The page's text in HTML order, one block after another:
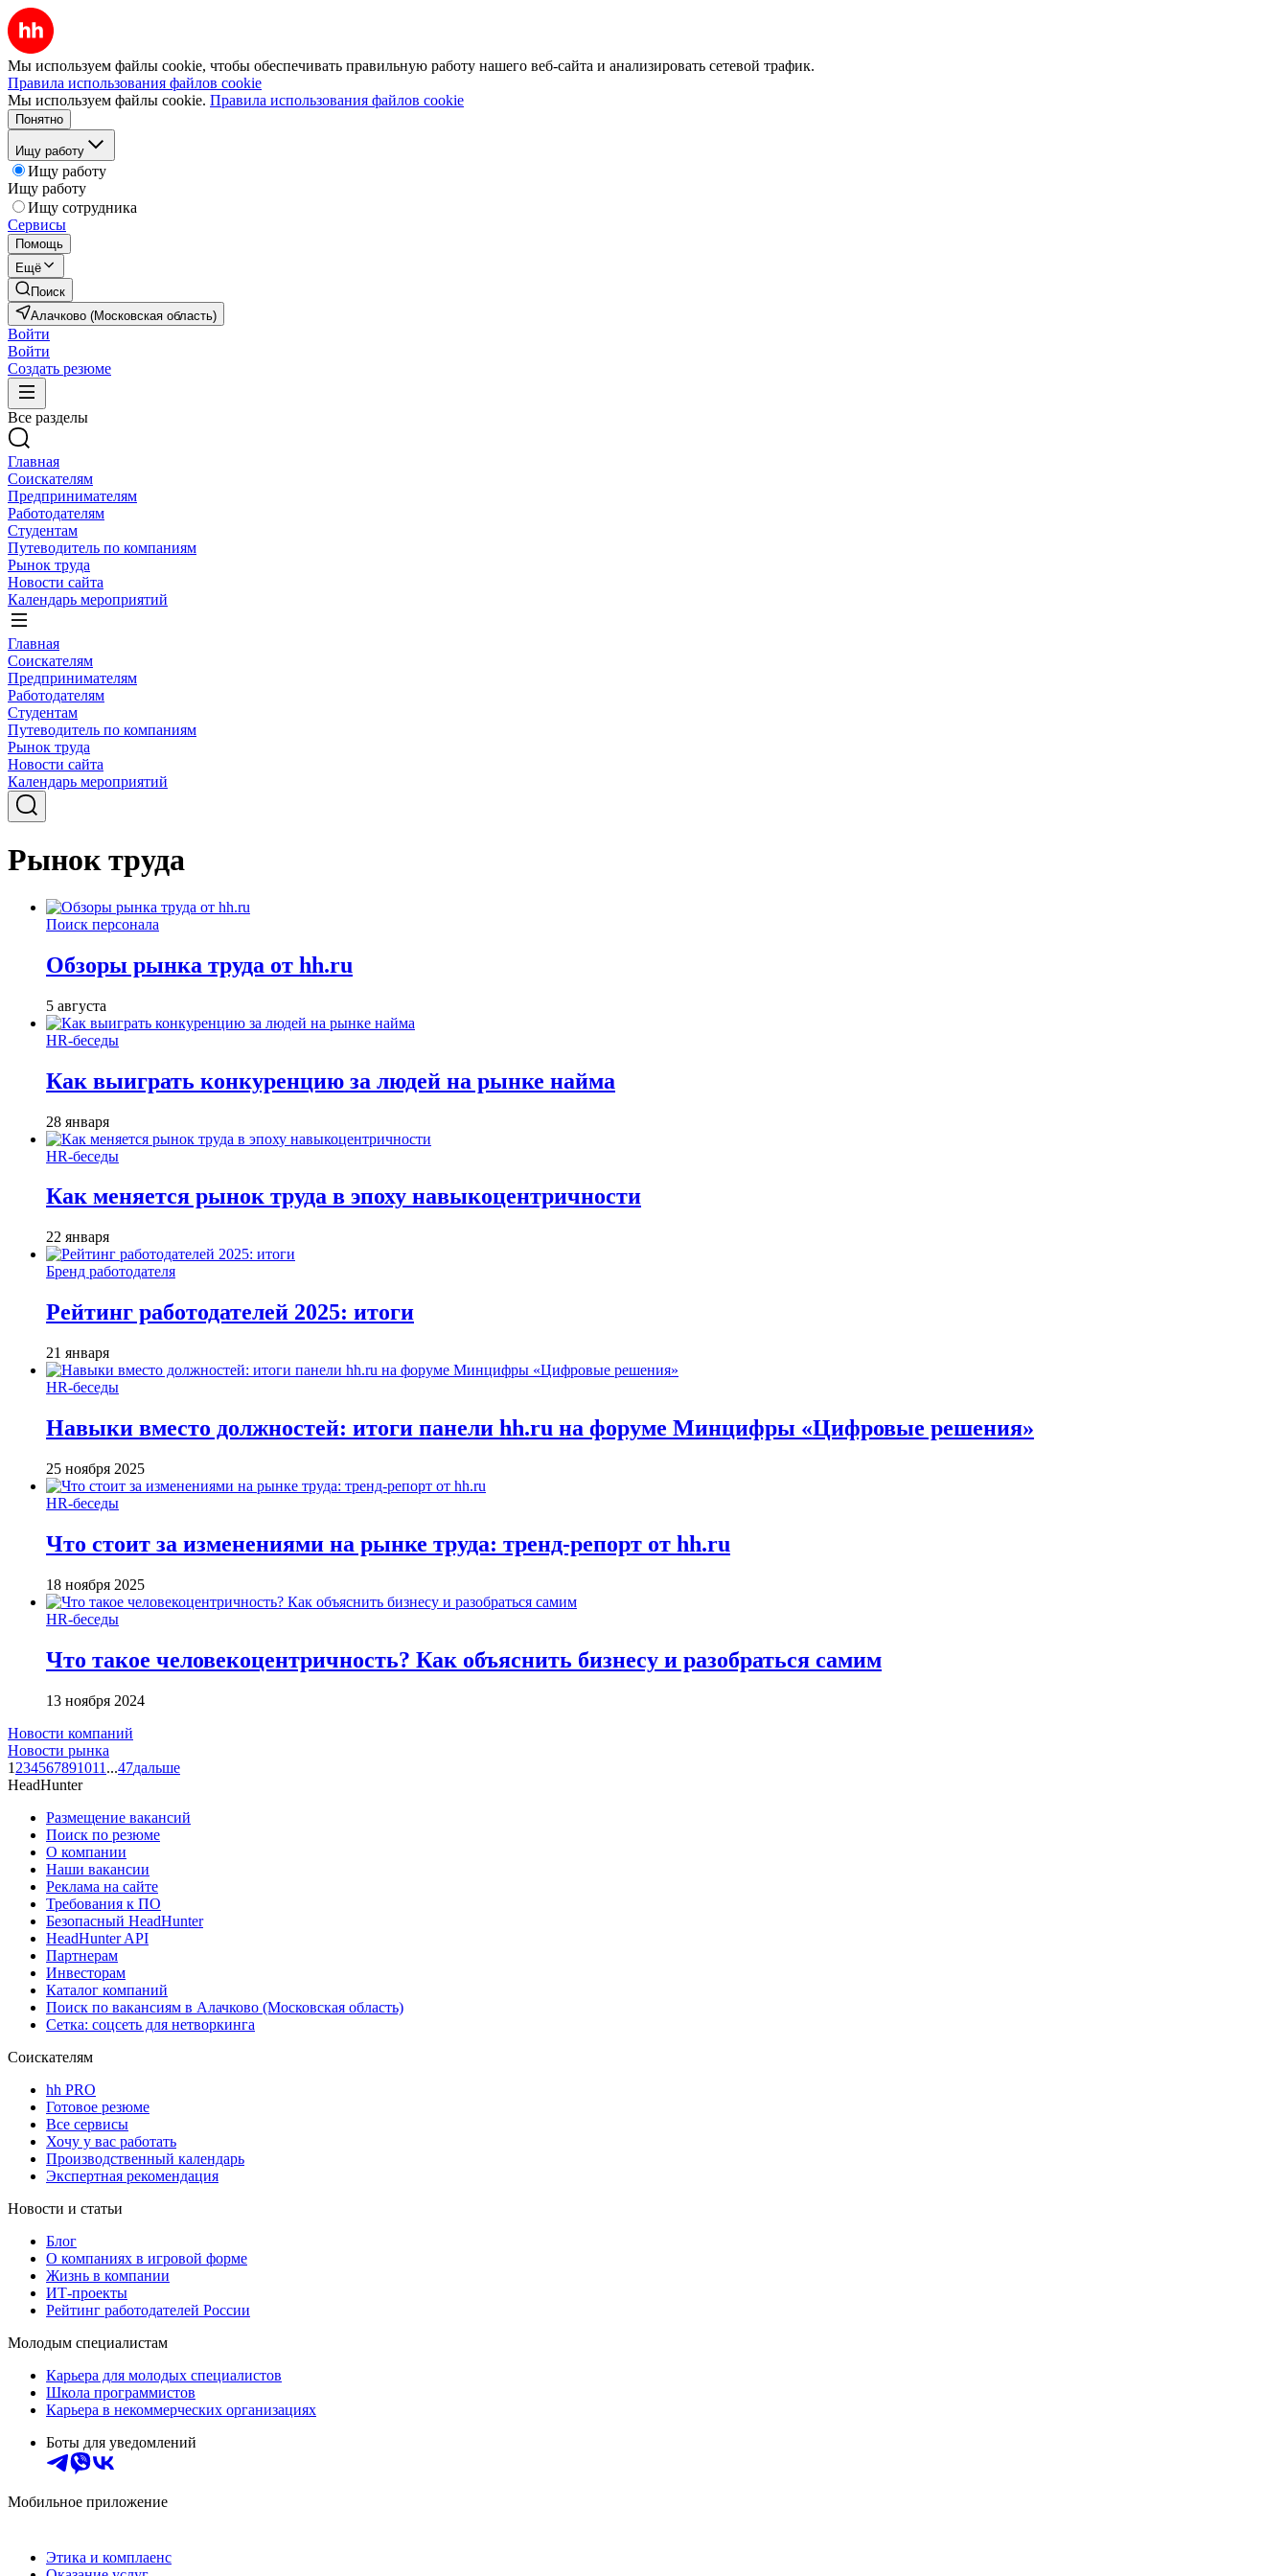
Мы используем файлы cookie, чтобы обеспечивать правильную работу нашего веб-сайта и анализировать сетевой трафик.
Правила использования файлов cookie
Мы используем файлы cookie. Правила использования файлов cookie
Понятно
Ищу работу
Ищу работу
Ищу работу
Ищу сотрудника
Сервисы
Помощь
Ещё
Поиск
Алачково (Московская область)
Войти
Войти
Создать резюме
Все разделы
Главная
Соискателям
Предпринимателям
Работодателям
Студентам
Путеводитель по компаниям
Рынок труда
Новости сайта
Календарь мероприятий
Главная
Соискателям
Предпринимателям
Работодателям
Студентам
Путеводитель по компаниям
Рынок труда
Новости сайта
Календарь мероприятий
Рынок труда
Поиск персонала
Обзоры рынка труда от hh.ru
5 августа
HR-беседы
Как выиграть конкуренцию за людей на рынке найма
28 января
HR-беседы
Как меняется рынок труда в эпоху навыкоцентричности
22 января
Бренд работодателя
Рейтинг работодателей 2025: итоги
21 января
HR-беседы
Навыки вместо должностей: итоги панели hh.ru на форуме Минцифры «Цифровые решения»
25 ноября 2025
HR-беседы
Что стоит за изменениями на рынке труда: тренд-репорт от hh.ru
18 ноября 2025
HR-беседы
Что такое человеко­центричность? Как объяснить бизнесу и разобраться самим
13 ноября 2024
Новости компаний
Новости рынка
1 234567891011 ...47дальше
HeadHunter
Размещение вакансий
Поиск по резюме
О компании
Наши вакансии
Реклама на сайте
Требования к ПО
Безопасный HeadHunter
HeadHunter API
Партнерам
Инвесторам
Каталог компаний
Поиск по вакансиям в Алачково (Московская область)
Сетка: соцсеть для нетворкинга
Соискателям
hh PRO
Готовое резюме
Все сервисы
Хочу у вас работать
Производственный календарь
Экспертная рекомендация
Новости и статьи
Блог
О компаниях в игровой форме
Жизнь в компании
ИТ-проекты
Рейтинг работодателей России
Молодым специалистам
Карьера для молодых специалистов
Школа программистов
Карьера в некоммерческих организациях
Боты для уведомлений
Мобильное приложение
Этика и комплаенс